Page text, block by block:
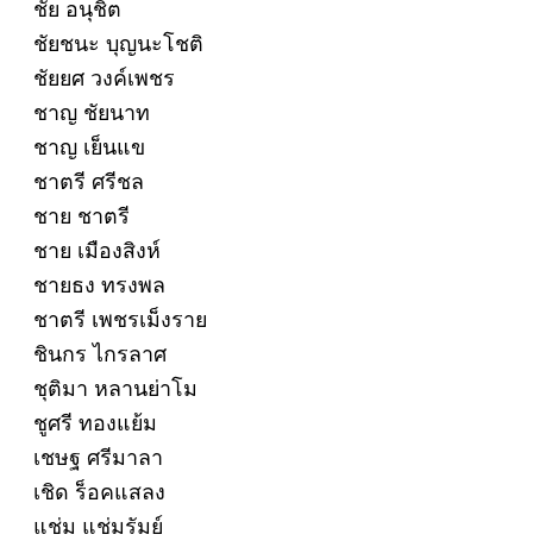
ชัย อนุชิต
ชัยชนะ บุญนะโชติ
ชัยยศ วงค์เพชร
ชาญ ชัยนาท
ชาญ เย็นแข
ชาตรี ศรีชล
ชาย ชาตรี
ชาย เมืองสิงห์
ชายธง ทรงพล
ชาตรี เพชรเม็งราย
ชินกร ไกรลาศ
ชุติมา หลานย่าโม
ชูศรี ทองแย้ม
เชษฐ ศรีมาลา
เชิด ร็อคแสลง
แช่ม แช่มรัมย์